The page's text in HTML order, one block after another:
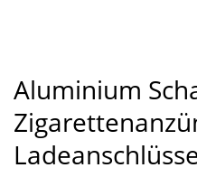
Aluminium